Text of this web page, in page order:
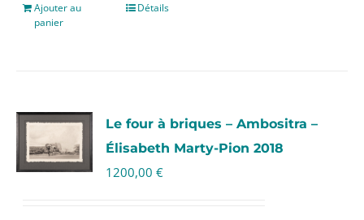
Ajouter au
panier
Détails
Le four à briques – Ambositra –
Élisabeth Marty-Pion 2018
1200,00€